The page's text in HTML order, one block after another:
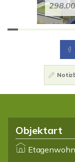
Objektart